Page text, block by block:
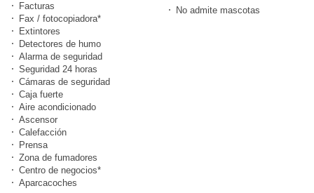
Facturas
Fax / fotocopiadora*
Extintores
Detectores de humo
Alarma de seguridad
Seguridad 24 horas
Cámaras de seguridad
Caja fuerte
Aire acondicionado
Ascensor
Calefacción
Prensa
Zona de fumadores
Centro de negocios*
Aparcacoches
No admite mascotas